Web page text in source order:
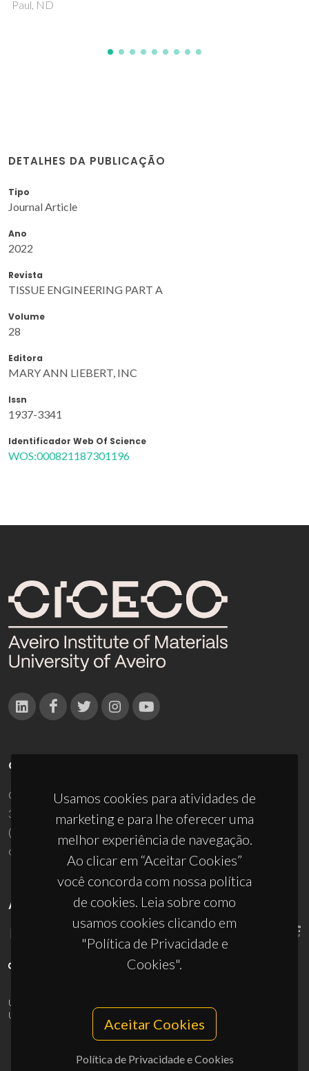
DETALHES DA PUBLICAÇÃO
Tipo
Journal Article
Ano
2022
Revista
TISSUE ENGINEERING PART A
Volume
28
Editora
MARY ANN LIEBERT, INC
Issn
1937-3341
Identificador Web Of Science
WOS:000821187301196
Usamos cookies para atividades de
marketing e para lhe oferecer uma
melhor experiência de navegação.
Ao clicar em “Aceitar Cookies”
você concorda com nossa política
de cookies. Leia sobre como
usamos cookies clicando em
"Política de Privacidade e
Cookies".
Aceitar Cookies
Política de Privacidade e Cookies
CONTACTOS
Campus Universitário de Santiago
3810-193 Aveiro - Portugal
(+351) 234 370 200
ciceco@ua.pt
APOIOS
UID/PRR/50011/2025
UID/PRR2/50011/2025
10.54499/UID/PRR2/50011/2025